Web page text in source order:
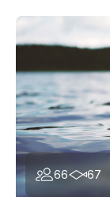
66 67